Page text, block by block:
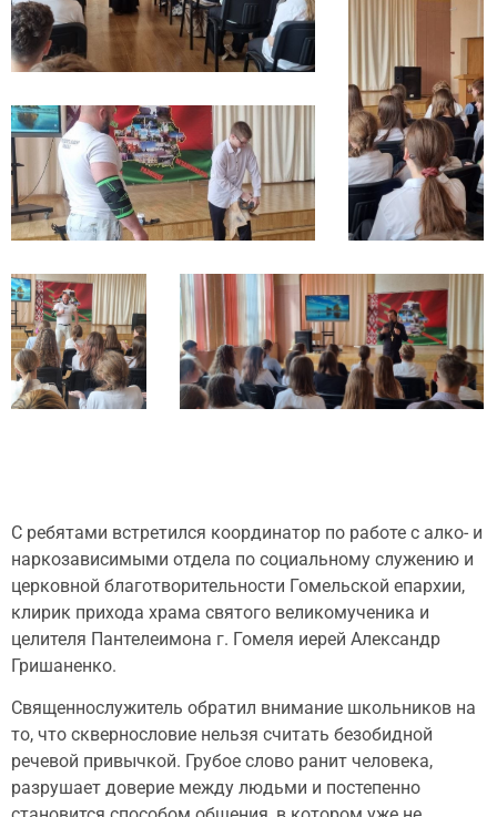
С ребятами встретился координатор по работе с алко- и
наркозависимыми отдела по социальному служению и
церковной благотворительности Гомельской епархии,
клирик прихода храма святого великомученика и
целителя Пантелеимона г. Гомеля иерей Александр
Гришаненко.
Священнослужитель обратил внимание школьников на
то, что сквернословие нельзя считать безобидной
речевой привычкой. Грубое слово ранит человека,
разрушает доверие между людьми и постепенно